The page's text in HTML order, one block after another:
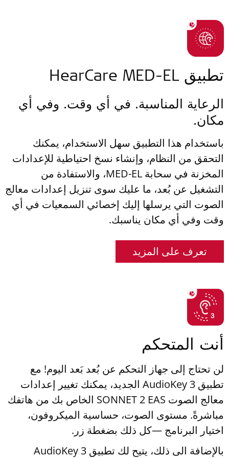
تطبيق HearCare MED-EL
الرعاية المناسبة. في أي وقت. وفي أي
مكان.
باستخدام هذا التطبيق سهل الاستخدام، يمكنك
التحقق من النظام، وإنشاء نسخ احتياطية للإعدادات
المخزنة في سحابة MED-EL، والاستفادة من
التشغيل عن بُعد، ما عليك سوى تنزيل إعدادات معالج
الصوت التي يرسلها إليك إخصائي السمعيات في أي
وقت وفي أي مكان يناسبك.
تعرف على المزيد
أنت المتحكم
لن تحتاج إلى جهاز التحكم عن بُعد بَعد اليوم! مع
تطبيق AudioKey 3 الجديد، يمكنك تغيير إعدادات
معالج الصوت SONNET 2 EAS الخاص بك من هاتفك
مباشرةً. مستوى الصوت، حساسية الميكروفون،
اختيار البرنامج —كل ذلك بضغطة زر.
بالإضافة الى ذلك، يتيح لك تطبيق AudioKey 3